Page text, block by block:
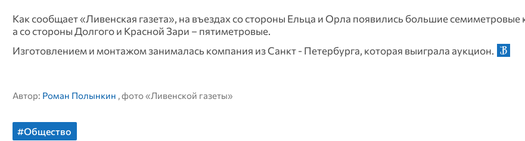
Как сообщает «Ливенская газета», на въездах со стороны Ельца и Орла появились большие семиметровые
а со стороны Долгого и Красной Зари – пятиметровые.
Изготовлением и монтажом занималась компания из Санкт - Петербурга, которая выиграла аукцион.
Автор: Роман Полынкин , фото «Ливенской газеты»
#Общество